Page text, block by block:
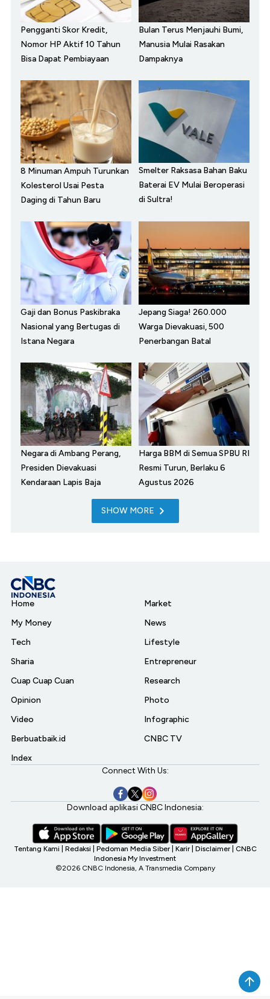
Pengganti Skor Kredit,
Nomor HP Aktif 10 Tahun
Bisa Dapat Pembiayaan
Bulan Terus Menjauhi Bumi,
Manusia Mulai Rasakan
Dampaknya
8 Minuman Ampuh Turunkan
Kolesterol Usai Pesta
Daging di Tahun Baru
Smelter Raksasa Bahan Baku
Baterai EV Mulai Beroperasi
di Sultra!
Gaji dan Bonus Paskibraka
Nasional yang Bertugas di
Istana Negara
Jepang Siaga! 260.000
Warga Dievakuasi, 500
Penerbangan Batal
Negara di Ambang Perang,
Presiden Dievakuasi
Kendaraan Lapis Baja
Harga BBM di Semua SPBU RI
Resmi Turun, Berlaku 6
Agustus 2026
SHOW MORE
Home
My Money
Tech
Sharia
Cuap Cuap Cuan
Opinion
Video
Berbuatbaik.id
Index
Market
News
Lifestyle
Entrepreneur
Research
Photo
Infographic
CNBC TV
Connect With Us:
Download aplikasi CNBC Indonesia:
Tentang Kami Redaksi Pedoman Media Siber Karir Disclaimer CNBC
Indonesia My Investment
©2026 CNBC Indonesia, A Transmedia Company